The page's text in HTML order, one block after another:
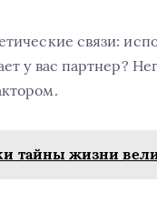
связи:
у вас партнер?
тайны жизни